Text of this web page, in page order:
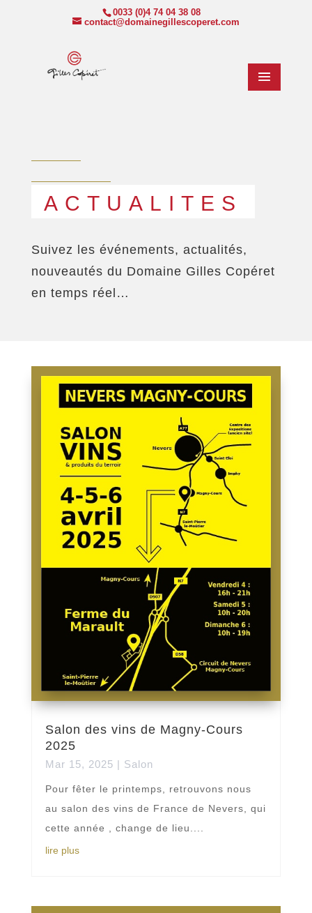
0033 (0)4 74 04 38 08
contact@domainegillescoperet.com
ACTUALITES
Suivez les événements, actualités,
nouveautés du Domaine Gilles Copéret
en temps réel…
Salon des vins de Magny-Cours
2025
Mar 15, 2025 Salon
Pour fêter le printemps, retrouvons nous
au salon des vins de France de Nevers, qui
cette année , change de lieu....
lire plus